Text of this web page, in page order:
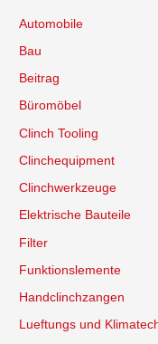
Automobile
Bau
Beitrag
Büromöbel
Clinch Tooling
Clinchequipment
Clinchwerkzeuge
Elektrische Bauteile
Filter
Funktionslemente
Handclinchzangen
Lueftungs und